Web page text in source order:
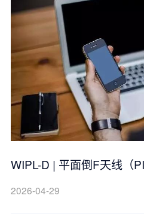
WIPL-D | 平面倒F天线（
2026-04-29